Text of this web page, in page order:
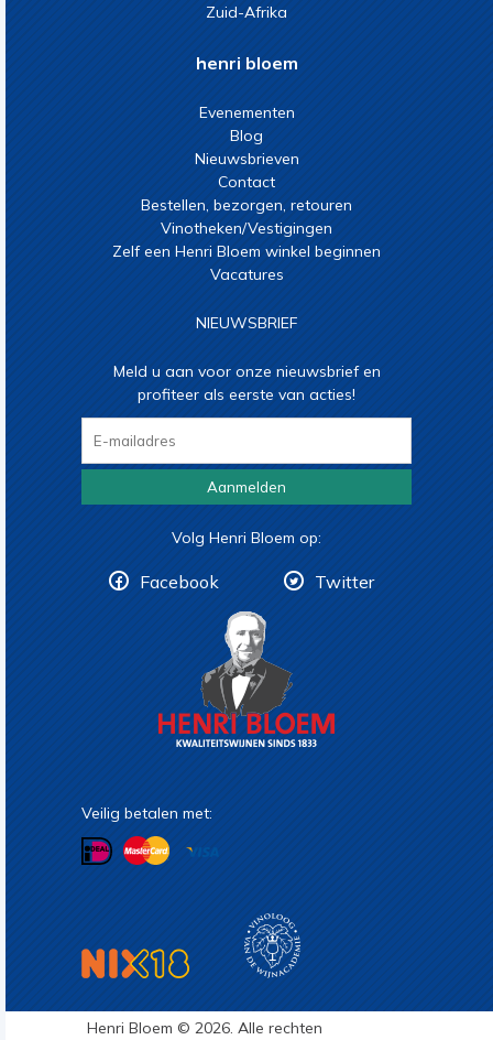
Zuid-Afrika
henri bloem
Evenementen
Blog
Nieuwsbrieven
Contact
Bestellen, bezorgen, retouren
Vinotheken/Vestigingen
Zelf een Henri Bloem winkel beginnen
Vacatures
NIEUWSBRIEF
Meld u aan voor onze nieuwsbrief en
profiteer als eerste van acties!
Aanmelden
Volg Henri Bloem op:
Facebook Twitter
Veilig betalen met:
Henri Bloem © 2026. Alle rechten